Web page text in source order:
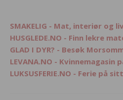
SMAKELIG - Mat, interiør og
HUSGLEDE.NO - Finn lekre
GLAD I DYR? - Besøk
LEVANA.NO - Kvinnemagasin
LUKSUSFERIE.NO - Ferie på